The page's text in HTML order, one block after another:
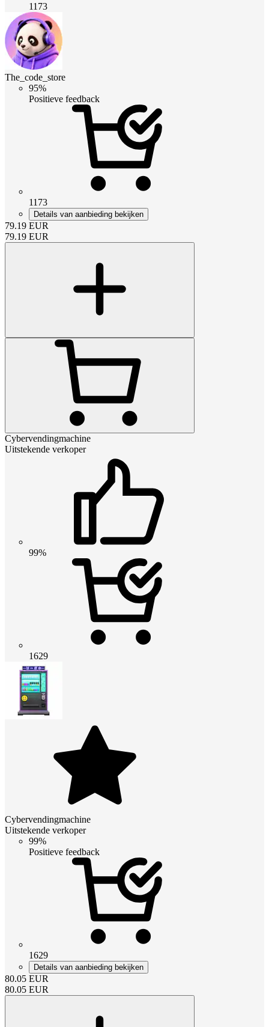
1173
The_code_store
95%
Positieve feedback
1173
Details van aanbieding bekijken
79.19 EUR
79.19 EUR
Cybervendingmachine
Uitstekende verkoper
99%
1629
Cybervendingmachine
Uitstekende verkoper
99%
Positieve feedback
1629
Details van aanbieding bekijken
80.05 EUR
80.05 EUR